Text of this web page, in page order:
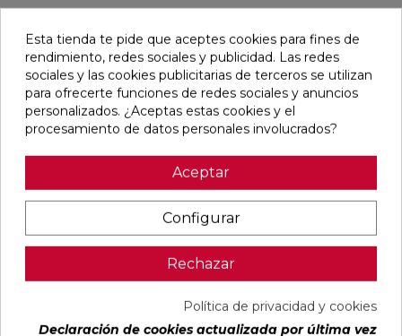
Pensamos que te puede interesar
ALAPLANA
94107701
22,87 €
favorite
OIKOS GOLD
77485413
Geotiles
35,15 €
favorite
OIKOS BLUE
PULIDO
Ref:
77485414
PVP
35,15 €
favorite
EMPORIO
93201622
PVP
40,54 €
Esta tienda te pide que aceptes cookies para fines de
rendimiento, redes sociales y publicidad. Las redes
sociales y las cookies publicitarias de terceros se utilizan
para ofrecerte funciones de redes sociales y anuncios
personalizados. ¿Aceptas estas cookies y el
procesamiento de datos personales involucrados?
Aceptar
Configurar
Rechazar
Política de privacidad y cookies
Declaración de cookies actualizada por última vez